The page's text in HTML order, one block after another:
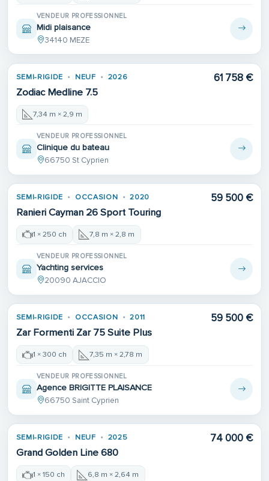
VENDEUR PROFESSIONNEL
Midi plaisance
34140 MEZE
SEMI-RIGIDE NEUF 2026
Zodiac Medline 7.5
61 758 €
7,34 m × 2,9 m
VENDEUR PROFESSIONNEL
Clinique du bateau
66750 St Cyprien
SEMI-RIGIDE OCCASION 2020
Ranieri Cayman 26 Sport Touring
59 500 €
1 × 250 ch 7,8 m × 2,8 m
VENDEUR PROFESSIONNEL
Yachting services
20090 AJACCIO
SEMI-RIGIDE OCCASION 2011
Zar Formenti Zar 75 Suite Plus
59 500 €
1 × 300 ch 7,35 m × 2,78 m
VENDEUR PROFESSIONNEL
Agence BRIGITTE PLAISANCE
66750 Saint Cyprien
SEMI-RIGIDE NEUF 2025
Grand Golden Line 680
74 000 €
1 × 150 ch 6,8 m × 2,64 m